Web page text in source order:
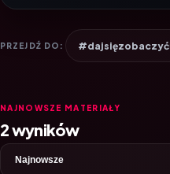
PRZEJDŹ DO: #dajsięzobaczyć
NAJNOWSZE MATERIAŁY
2 wyników